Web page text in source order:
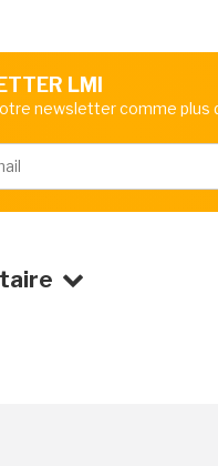
LMI
newsletter comme plus